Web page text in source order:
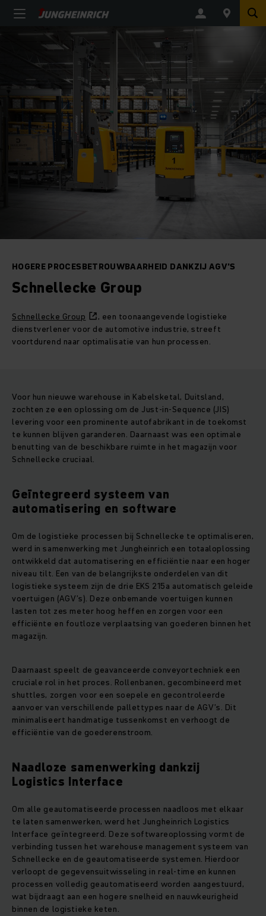
HOGERE PROCESBETROUWBAARHEID DANKZIJ AGV’S
Schnellecke Group
Schnellecke Group
, een toonaangevende logistieke
dienstverlener voor de automotive industrie, streeft
voortdurend naar optimalisatie van hun processen.
Voor hun nieuwe warehouse in Kabelsketal, Duitsland,
zochten ze een oplossing om de Just-in-Sequence (JIS)
levering voor een prominente autofabrikant in de toekomst
te kunnen blijven garanderen. Daarnaast was een optimale
benutting van de beschikbare ruimte in het magazijn voor
Schnellecke cruciaal.
Geïntegreerd systeem van
automatisering en software
Om de logistieke processen bij Schnellecke te optimaliseren,
werd in samenwerking met Jungheinrich een totaaloplossing
ontwikkeld dat automatisering en efficiëntie naar een hoger
niveau tilt. Een van de belangrijkste onderdelen van dit
logistieke systeem zijn de drie EKS 215a automatisch geleide
voertuigen (AGV’s). Deze onbemande voertuigen kunnen
lasten tot zes meter hoog heffen en zorgen voor een
efficiënte en foutloze verplaatsing van goederen binnen het
magazijn.
Daarnaast speelt de geavanceerde conveyortechniek een
cruciale rol in het proces. Rollenbanen, gecombineerd met
shuttles, zorgen voor een soepele en gecontroleerde
aanvoer van verschillende pallettypes naar de AGV’s. Dit
minimaliseert handmatige tussenkomst en verhoogt de
efficiëntie van de goederenstroom.
Naadloze samenwerking dankzij
Logistics Interface
Om alle geautomatiseerde processen naadloos met elkaar
te laten samenwerken, werd het Jungheinrich Logistics
Interface geïntegreerd. Deze softwareoplossing vormt de
verbinding tussen het warehouse management systeem van
Schnellecke en de geautomatiseerde systemen. Hierdoor
verloopt de gegevensuitwisseling in real-time en kunnen
processen volledig geautomatiseerd worden aangestuurd,
wat bijdraagt aan een hogere snelheid en nauwkeurigheid
binnen de logistieke keten.